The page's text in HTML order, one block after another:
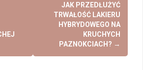
JAK PRZEDŁUŻYĆ
TRWAŁOŚĆ LAKIERU
HYBRYDOWEGO NA
KRUCHYCH
PAZNOKCIACH? →